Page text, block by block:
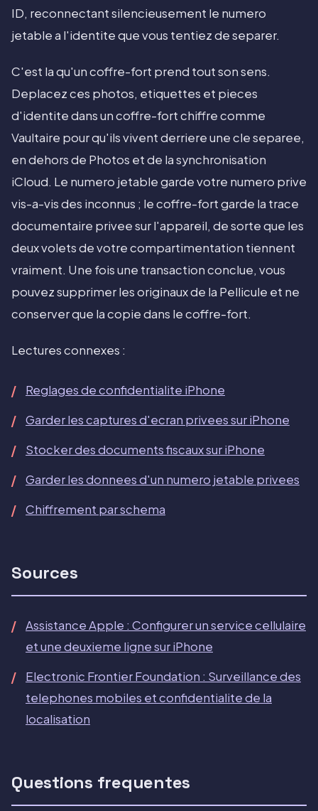
ID, reconnectant silencieusement le numero
jetable a l'identite que vous tentiez de separer.
C'est la qu'un coffre-fort prend tout son sens.
Deplacez ces photos, etiquettes et pieces
d'identite dans un coffre-fort chiffre comme
Vaultaire pour qu'ils vivent derriere une cle separee,
en dehors de Photos et de la synchronisation
iCloud. Le numero jetable garde votre numero prive
vis-a-vis des inconnus ; le coffre-fort garde la trace
documentaire privee sur l'appareil, de sorte que les
deux volets de votre compartimentation tiennent
vraiment. Une fois une transaction conclue, vous
pouvez supprimer les originaux de la Pellicule et ne
conserver que la copie dans le coffre-fort.
Lectures connexes :
Reglages de confidentialite iPhone
Garder les captures d'ecran privees sur iPhone
Stocker des documents fiscaux sur iPhone
Garder les donnees d'un numero jetable privees
Chiffrement par schema
Sources
Assistance Apple : Configurer un service cellulaire
et une deuxieme ligne sur iPhone
Electronic Frontier Foundation : Surveillance des
telephones mobiles et confidentialite de la
localisation
Questions frequentes